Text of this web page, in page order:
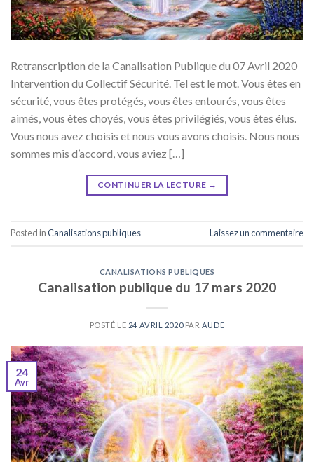
Retranscription de la Canalisation Publique du 07 Avril 2020
Intervention du Collectif Sécurité. Tel est le mot. Vous êtes en
sécurité, vous êtes protégés, vous êtes entourés, vous êtes
aimés, vous êtes choyés, vous êtes privilégiés, vous êtes élus.
Vous nous avez choisis et nous vous avons choisis. Nous nous
sommes mis d’accord, vous aviez […]
CONTINUER LA LECTURE →
Posted inCanalisations publiques Laissez un commentaire
CANALISATIONS PUBLIQUES
Canalisation publique du 17 mars 2020
POSTÉ LE 24 AVRIL 2020PAR AUDE
24
Avr